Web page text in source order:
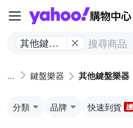
其他鍵盤
鍵盤樂器 其他鍵盤樂器
分類 品牌 快速到貨